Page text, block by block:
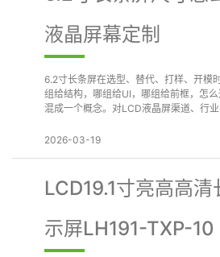
液晶屏幕定制
6.2寸长条屏在选型、替代、打样、开模
组给结构，哪组给UI，哪组给前框，怎
混成一个概念。对LCD液晶屏渠道、行
2026-03-19
LCD19.1寸亮高高
示屏LH191-TXP-